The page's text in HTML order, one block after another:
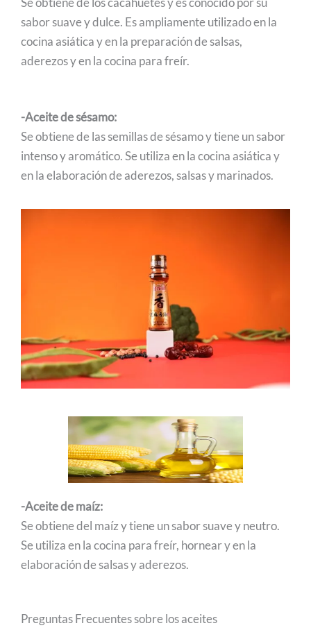
sabor suave y dulce. Es ampliamente utilizado en la
cocina asiática y en la preparación de salsas,
aderezos y en la cocina para freír.
-Aceite de sésamo:
Se obtiene de las semillas de sésamo y tiene un sabor
intenso y aromático. Se utiliza en la cocina asiática y
en la elaboración de aderezos, salsas y marinados.
-Aceite de maíz:
Se obtiene del maíz y tiene un sabor suave y neutro.
Se utiliza en la cocina para freír, hornear y en la
elaboración de salsas y aderezos.
Preguntas Frecuentes sobre los aceites